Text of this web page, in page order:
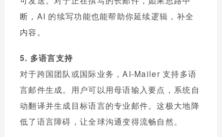
断，AI 的续写功能也能帮助你延续逻辑，补全
内容。
5. 多语言支持
对于跨国团队或国际业务，AI-Mailer 支持多语
言邮件生成。用户可以用母语输入要点，系统自
动翻译并生成目标语言的专业邮件。这极大地降
低了语言障碍，让全球沟通变得流畅自然。